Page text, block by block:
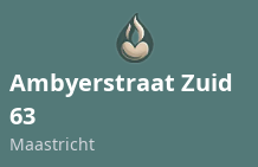
Ambyerstraat Zuid
63
Maastricht